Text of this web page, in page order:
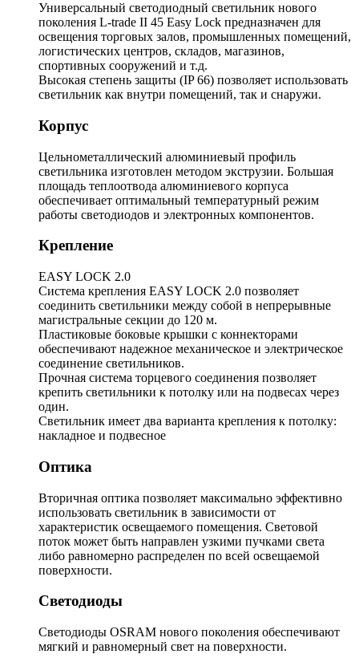
Универсальный светодиодный светильник нового
поколения L-trade II 45 Easy Lock предназначен для
освещения торговых залов, промышленных помещений,
логистических центров, складов, магазинов,
спортивных сооружений и т.д.
Высокая степень защиты (IP 66) позволяет использовать
светильник как внутри помещений, так и снаружи.
Корпус
Цельнометаллический алюминиевый профиль
светильника изготовлен методом экструзии. Большая
площадь теплоотвода алюминиевого корпуса
обеспечивает оптимальный температурный режим
работы светодиодов и электронных компонентов.
Крепление
EASY LOCK 2.0
Система крепления EASY LOCK 2.0 позволяет
соединить светильники между собой в непрерывные
магистральные секции до 120 м.
Пластиковые боковые крышки с коннекторами
обеспечивают надежное механическое и электрическое
соединение светильников.
Прочная система торцевого соединения позволяет
крепить светильники к потолку или на подвесах через
один.
Светильник имеет два варианта крепления к потолку:
накладное и подвесное
Оптика
Вторичная оптика позволяет максимально эффективно
использовать светильник в зависимости от
характеристик освещаемого помещения. Световой
поток может быть направлен узкими пучками света
либо равномерно распределен по всей освещаемой
поверхности.
Светодиоды
Светодиоды OSRAM нового поколения обеспечивают
мягкий и равномерный свет на поверхности.